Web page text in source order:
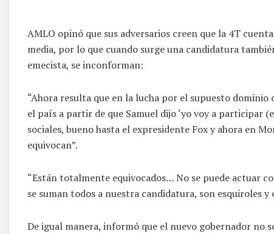
AMLO opinó que sus adversarios creen que la 4T
media, por lo que cuando surge una candidatura
emecista, se inconforman:
“Ahora resulta que en la lucha por el supuesto
el país a partir de que Samuel dijo ‘yo voy a participar
sociales, bueno hasta el expresidente Fox y ahora en
equivocan”.
“Están totalmente equivocados… No se puede actuar
se suman todos a nuestra candidatura, son esquiroles
De igual manera, informó que el nuevo gobernador no